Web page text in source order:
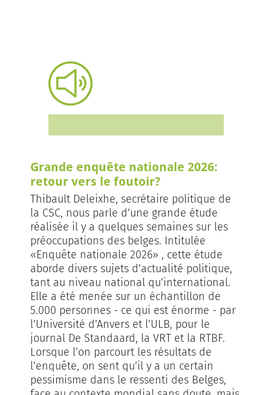
Grande enquête nationale 2026:
retour vers le foutoir?
Thibault Deleixhe, secrétaire politique de
la CSC, nous parle d’une grande étude
réalisée il y a quelques semaines sur les
préoccupations des belges. Intitulée
«Enquête nationale 2026» , cette étude
aborde divers sujets d’actualité politique,
tant au niveau national qu’international.
Elle a été menée sur un échantillon de
5.000 personnes - ce qui est énorme - par
l’Université d’Anvers et l’ULB, pour le
journal De Standaard, la VRT et la RTBF.
Lorsque l’on parcourt les résultats de
l’enquête, on sent qu’il y a un certain
pessimisme dans le ressenti des Belges,